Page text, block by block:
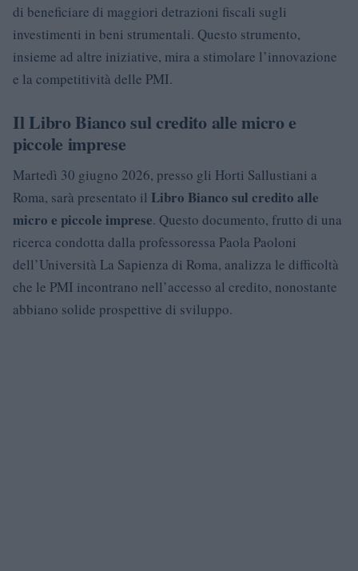
di beneficiare di maggiori detrazioni fiscali sugli
investimenti in beni strumentali. Questo strumento,
insieme ad altre iniziative, mira a stimolare l’innovazione
e la competitività delle PMI.
Il Libro Bianco sul credito alle micro e
piccole imprese
Martedì 30 giugno 2026, presso gli Horti Sallustiani a
Roma, sarà presentato il Libro Bianco sul credito alle
micro e piccole imprese. Questo documento, frutto di una
ricerca condotta dalla professoressa Paola Paoloni
dell’Università La Sapienza di Roma, analizza le difficoltà
che le PMI incontrano nell’accesso al credito, nonostante
abbiano solide prospettive di sviluppo.